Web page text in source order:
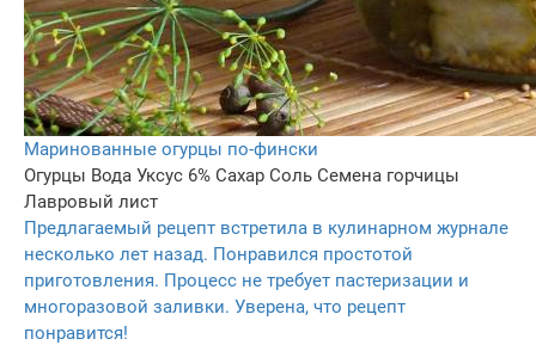
Маринованные огурцы по-фински
Огурцы Вода Уксус 6% Сахар Соль Семена горчицы
Лавровый лист
Предлагаемый рецепт встретила в кулинарном журнале
несколько лет назад. Понравился простотой
приготовления. Процесс не требует пастеризации и
многоразовой заливки. Уверена, что рецепт
понравится!